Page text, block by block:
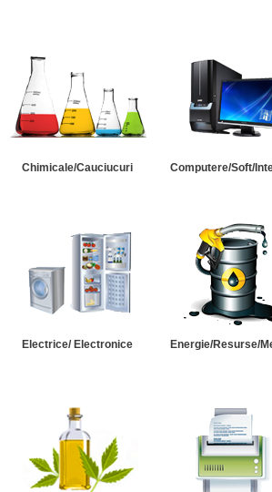
Chimicale/Cauciucuri Computere/Soft/
Electrice/ Electronice Energie/Resurse/